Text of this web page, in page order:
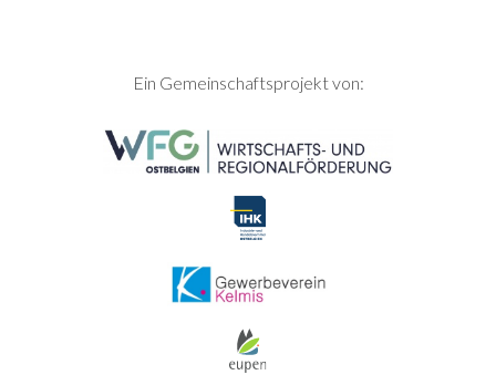
SEITENFUSSEin Gemeinschaftsprojekt von: